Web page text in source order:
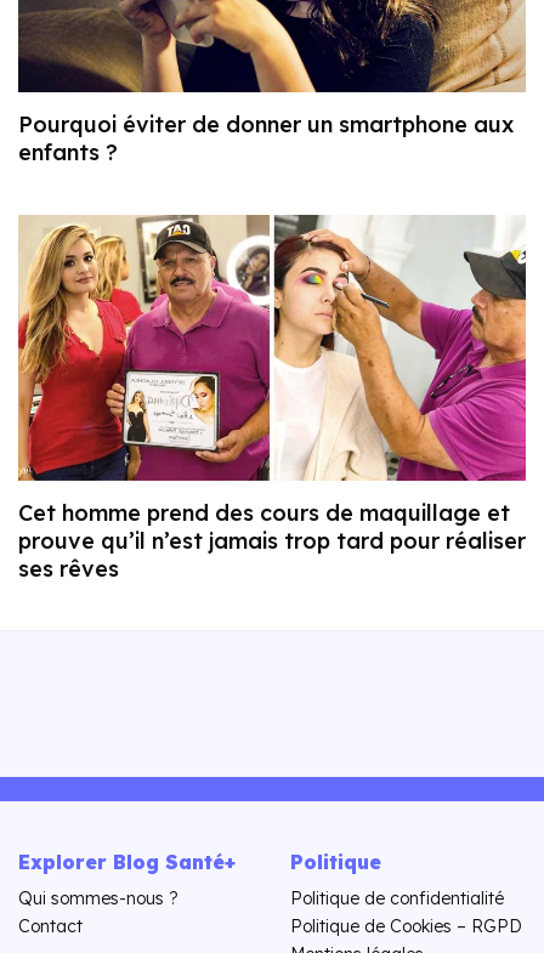
Pourquoi éviter de donner un smartphone aux
enfants ?
Cet homme prend des cours de maquillage et
prouve qu’il n’est jamais trop tard pour réaliser
ses rêves
Explorer Blog Santé+
Qui sommes-nous ?
Contact
Politique
Politique de confidentialité
Politique de Cookies – RGPD